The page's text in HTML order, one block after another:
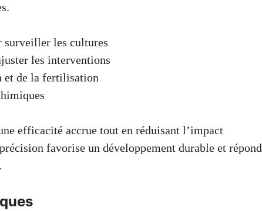
surveiller les cultures
les interventions
et de la fertilisation
efficacité accrue tout en réduisant l’impact
favorise un développement durable et répond